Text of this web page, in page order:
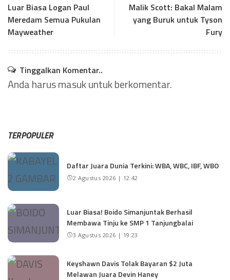
Luar Biasa Logan Paul
Meredam Semua Pukulan
Mayweather
Malik Scott: Bakal Malam
yang Buruk untuk Tyson
Fury
Tinggalkan Komentar..
Anda harusmasukuntuk berkomentar.
TERPOPULER
Daftar Juara Dunia Terkini: WBA, WBC, IBF, WBO
2 Agustus 2026 | 12:42
Luar Biasa! Boido Simanjuntak Berhasil
Membawa Tinju ke SMP 1 Tanjungbalai
3 Agustus 2026 | 19:23
Keyshawn Davis Tolak Bayaran $2 Juta
Melawan Juara Devin Haney